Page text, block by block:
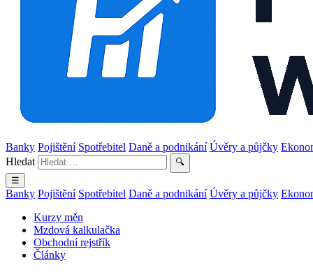
Banky Pojištění Spotřebitel Daně a podnikání Úvěry a půjčky
Hledat
🔍
☰
Banky Pojištění Spotřebitel Daně a podnikání Úvěry a půjčky
Kurzy měn
Mzdová kalkulačka
Obchodní rejstřík
Články